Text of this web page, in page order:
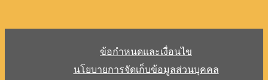
ข้อกำหนดและเงื่อนไข
นโยบายการจัดเก็บข้อมูลส่วนบุคคล